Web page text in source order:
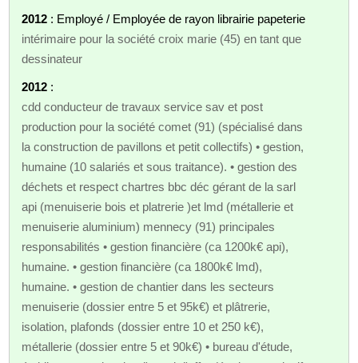
2012 : Employé / Employée de rayon librairie papeterie
intérimaire pour la société croix marie (45) en tant que
dessinateur
2012 :
cdd conducteur de travaux service sav et post
production pour la société comet (91) (spécialisé dans
la construction de pavillons et petit collectifs) • gestion,
humaine (10 salariés et sous traitance). • gestion des
déchets et respect chartres bbc déc gérant de la sarl
api (menuiserie bois et platrerie )et lmd (métallerie et
menuiserie aluminium) mennecy (91) principales
responsabilités • gestion financière (ca 1200k€ api),
humaine. • gestion financière (ca 1800k€ lmd),
humaine. • gestion de chantier dans les secteurs
menuiserie (dossier entre 5 et 95k€) et plâtrerie,
isolation, plafonds (dossier entre 10 et 250 k€),
métallerie (dossier entre 5 et 90k€) • bureau d'étude,